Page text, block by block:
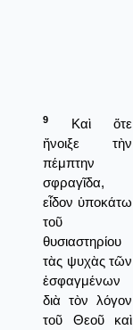
9
Καὶ ὅτε
ἤνοιξε τὴν
πέμπτην
σφραγῖδα,
εἶδον ὑποκάτω
τοῦ
θυσιαστηρίου
τὰς ψυχὰς τῶν
ἐσφαγμένων
διὰ τὸν λόγον
τοῦ Θεοῦ καὶ